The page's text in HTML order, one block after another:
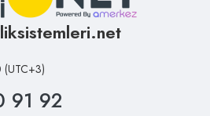
91 92